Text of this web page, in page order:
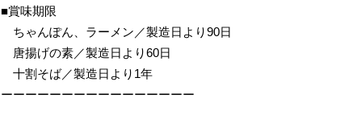
■賞味期限
ちゃんぽん、ラーメン／製造日より90日
唐揚げの素／製造日より60日
十割そば／製造日より1年
ーーーーーーーーーーーーーーーー